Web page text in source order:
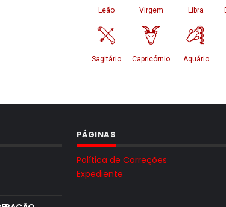
PÁGINAS
Política de Correções
Expediente